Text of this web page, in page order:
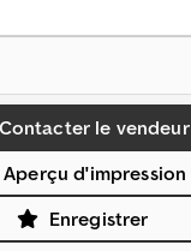
Contacter le vendeur
d'impression
Enregistrer